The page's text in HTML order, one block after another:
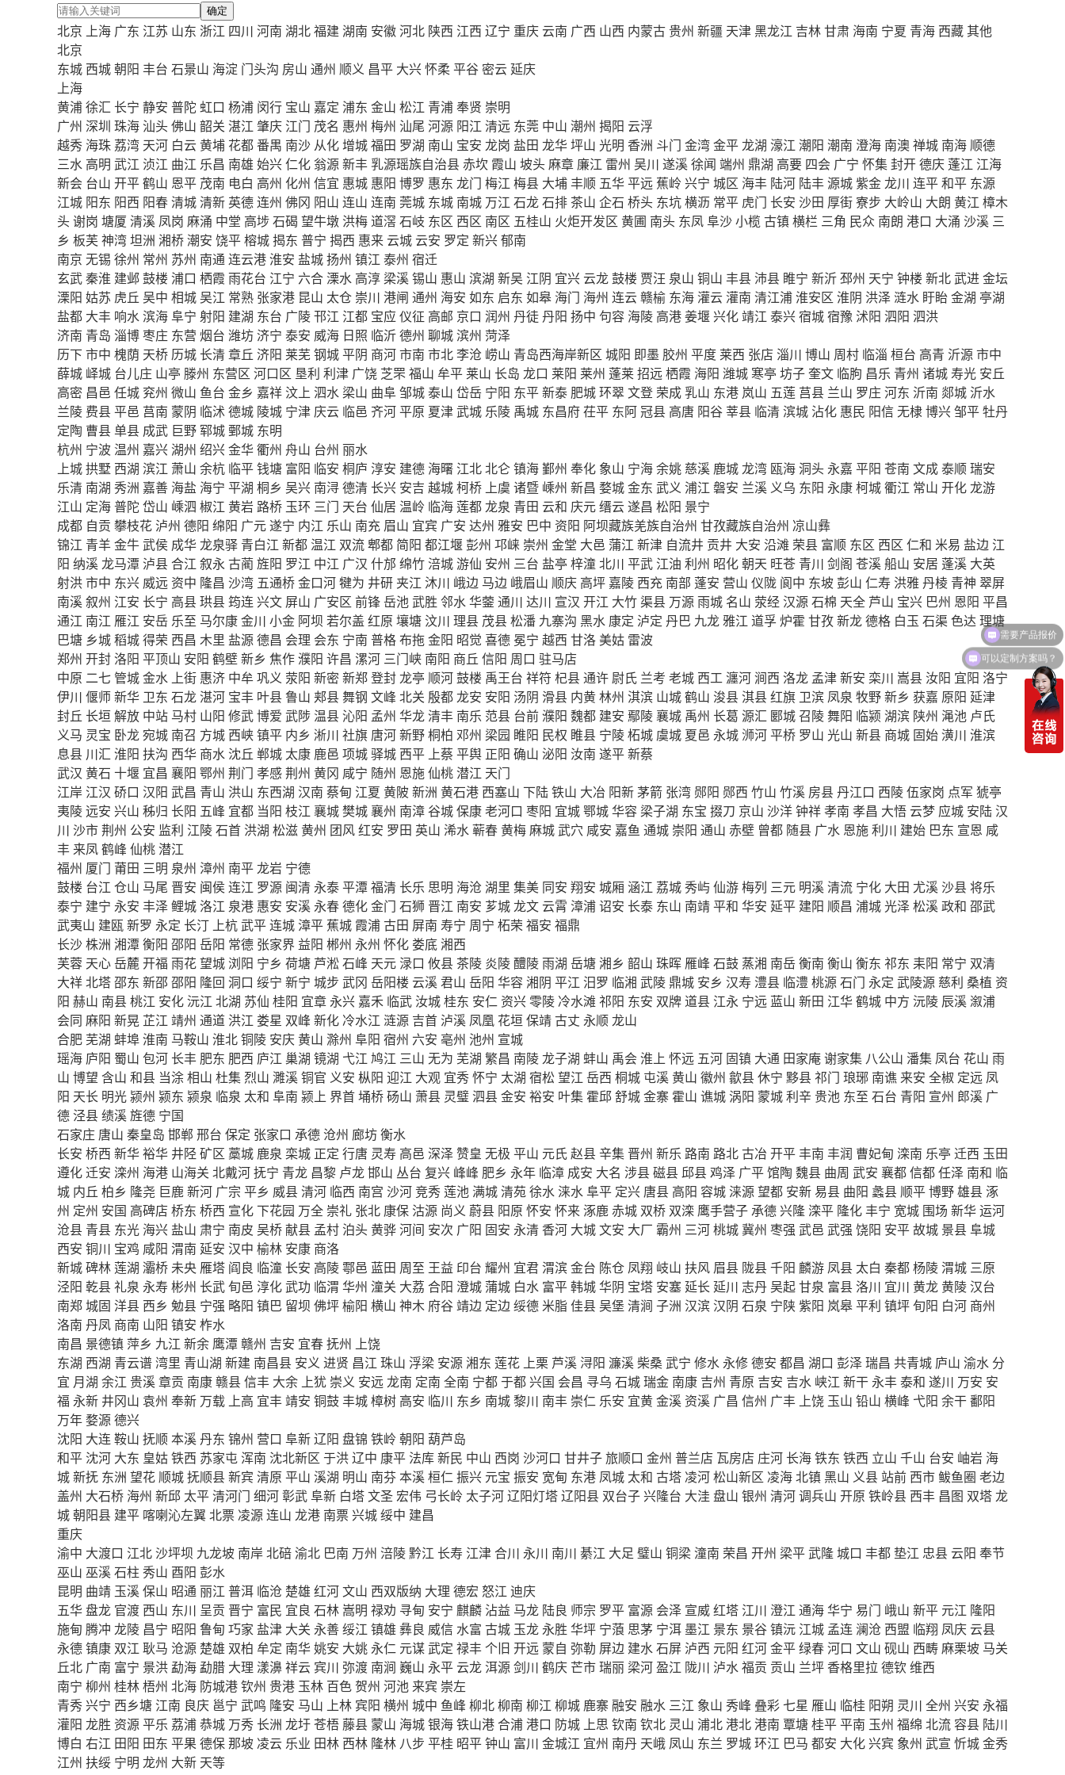
确定
北京 上海 广东 江苏 山东 浙江 四川 河南 湖北福建湖南 安徽河北 陕西 江西 辽宁 重庆 云南 广西 山西 内蒙古 贵州 新疆 天津黑龙江 吉林甘肃 海南 宁夏 青海 西藏其他
北京
东城 西城朝阳 丰台 石景山 海淀 门头沟 房山 通州 顺义 昌平 大兴怀柔平谷 密云延庆
上海
黄浦徐汇 长宁 静安 普陀 虹口 杨浦 闵行 宝山 嘉定 浦东 金山 松江 青浦奉贤 崇明
广州 深圳 珠海 汕头佛山 韶关 湛江 肇庆 江门 茂名 惠州 梅州 汕尾 河源 阳江 清远 东莞 中山 潮州 揭阳 云浮
越秀 海珠 荔湾 天河 白云黄埔 花都番禺 南沙 从化增城福田 罗湖 南山 宝安 龙岗 盐田 龙华坪山 光明 香洲 斗门 金湾金平龙湖 濠江 潮阳 潮南 澄海 南澳禅城 南海 顺德
三水 高明 武江 浈江 曲江 乐昌 南雄 始兴仁化 翁源新丰乳源瑶族自治县赤坎 霞山 坡头麻章 廉江 雷州 吴川 遂溪徐闻 端州 鼎湖 高要 四会 广宁 怀集封开德庆 蓬江 江海
新会 台山 开平鹤山 恩平 茂南 电白 高州 化州 信宜 惠城 惠阳 博罗 惠东 龙门 梅江 梅县 大埔丰顺 五华平远 蕉岭 兴宁 城区 海丰 陆河 陆丰源城紫金龙川 连平和平 东源
江城 阳东 阳西 阳春清城清新 英德连州 佛冈 阳山 连山 连南 莞城 东城 南城 万江 石龙石排茶山 企石 桥头 东坑横沥 常平 虎门 长安 沙田 厚街寮步 大岭山 大朗 黄江 樟木
头谢岗 塘厦 清溪 凤岗 麻涌 中堂 高埗石碣 望牛墩 洪梅道滘 石岐 东区 西区 南区 五桂山 火炬开发区 黄圃 南头 东凤阜沙小榄 古镇横栏 三角 民众 南朗 港口 大涌 沙溪 三
乡 板芙 神湾坦洲 湘桥潮安 饶平榕城揭东 普宁 揭西 惠来 云城 云安 罗定 新兴郁南
南京 无锡 徐州 常州 苏州 南通连云港淮安 盐城扬州 镇江 泰州 宿迁
玄武秦淮 建邺鼓楼 浦口 栖霞 雨花台 江宁 六合 溧水 高淳 梁溪锡山 惠山 滨湖 新吴 江阴 宜兴 云龙鼓楼 贾汪 泉山 铜山 丰县 沛县 睢宁 新沂邳州 天宁 钟楼 新北武进金坛
溧阳 姑苏 虎丘 吴中 相城吴江 常熟 张家港 昆山 太仓 崇川 港闸 通州 海安 如东 启东 如皋 海门 海州 连云赣榆 东海灌云灌南 清江浦淮安区 淮阴 洪泽 涟水 盱眙金湖 亭湖
盐都 大丰 响水滨海阜宁 射阳 建湖 东台 广陵邗江 江都 宝应 仪征 高邮 京口 润州 丹徒丹阳 扬中 句容 海陵 高港姜堰兴化靖江 泰兴宿城宿豫 沭阳 泗阳 泗洪
济南 青岛 淄博枣庄 东营 烟台 潍坊济宁 泰安 威海 日照 临沂德州 聊城滨州 菏泽
历下市中 槐荫 天桥 历城 长清章丘 济阳 莱芜钢城平阴 商河市南 市北李沧 崂山 青岛西海岸新区 城阳 即墨 胶州 平度 莱西 张店 淄川 博山 周村 临淄 桓台 高青 沂源市中
薛城 峄城 台儿庄 山亭 滕州 东营区 河口区 垦利 利津 广饶 芝罘福山 牟平 莱山 长岛 龙口 莱阳 莱州 蓬莱招远 栖霞 海阳 潍城 寒亭 坊子奎文 临朐 昌乐 青州 诸城寿光 安丘
高密 昌邑 任城 兖州 微山 鱼台 金乡 嘉祥 汶上 泗水 梁山 曲阜邹城泰山 岱岳 宁阳 东平新泰 肥城环翠文登 荣成乳山 东港 岚山 五莲 莒县 兰山 罗庄河东 沂南 郯城 沂水
兰陵 费县平邑 莒南 蒙阴 临沭德城 陵城 宁津 庆云 临邑 齐河平原 夏津武城 乐陵 禹城 东昌府茌平 东阿冠县 高唐 阳谷莘县 临清滨城 沾化 惠民 阳信无棣博兴邹平牡丹
定陶 曹县单县 成武 巨野 郓城 鄄城 东明
杭州 宁波 温州 嘉兴湖州 绍兴金华衢州 舟山 台州 丽水
上城拱墅 西湖 滨江 萧山 余杭 临平钱塘 富阳 临安 桐庐 淳安 建德 海曙 江北北仑镇海鄞州 奉化 象山 宁海余姚 慈溪 鹿城龙湾 瓯海洞头 永嘉 平阳 苍南 文成泰顺瑞安
乐清 南湖 秀洲 嘉善 海盐 海宁 平湖 桐乡 吴兴 南浔德清 长兴 安吉 越城柯桥 上虞 诸暨 嵊州 新昌 婺城金东 武义 浦江 磐安 兰溪 义乌 东阳 永康柯城衢江 常山 开化龙游
江山 定海普陀 岱山 嵊泗 椒江 黄岩 路桥 玉环 三门 天台 仙居 温岭 临海莲都龙泉 青田 云和 庆元缙云遂昌 松阳 景宁
成都 自贡 攀枝花 泸州 德阳 绵阳 广元遂宁 内江 乐山 南充 眉山 宜宾 广安 达州 雅安 巴中 资阳 阿坝藏族羌族自治州 甘孜藏族自治州 凉山彝
锦江 青羊金牛武侯 成华龙泉驿 青白江 新都 温江 双流郫都 简阳 都江堰彭州 邛崃 崇州 金堂 大邑 蒲江 新津 自流井 贡井 大安 沿滩 荣县 富顺 东区 西区 仁和 米易 盐边 江
阳 纳溪龙马潭 泸县合江 叙永古蔺旌阳 罗江 中江 广汉 什邡 绵竹 涪城游仙 安州 三台 盐亭 梓潼北川 平武 江油 利州 昭化朝天 旺苍 青川 剑阁 苍溪船山 安居 蓬溪 大英
射洪市中 东兴 威远 资中 隆昌 沙湾 五通桥金口河犍为 井研 夹江 沐川 峨边 马边 峨眉山 顺庆 高坪 嘉陵 西充 南部 蓬安 营山 仪陇 阆中 东坡彭山 仁寿 洪雅丹棱 青神 翠屏
南溪叙州 江安 长宁 高县珙县筠连兴文 屏山 广安区 前锋岳池武胜 邻水华蓥 通川 达川 宣汉 开江 大竹 渠县 万源雨城 名山 荥经汉源石棉 天全 芦山 宝兴 巴州 恩阳 平昌
通江 南江 雁江 安岳 乐至 马尔康金川 小金 阿坝 若尔盖 红原 壤塘 汶川 理县 茂县松潘 九寨沟 黑水 康定 泸定 丹巴 九龙雅江 道孚炉霍 甘孜新龙德格 白玉 石渠色达 理塘
巴塘 乡城稻城得荣 西昌 木里 盐源德昌 会理 会东 宁南 普格布拖金阳 昭觉 喜德 冕宁 越西 甘洛 美姑 雷波
郑州 开封洛阳 平顶山 安阳 鹤壁新乡 焦作濮阳 许昌 漯河 三门峡 南阳 商丘 信阳 周口 驻马店
中原 二七 管城金水 上街 惠济 中牟巩义 荥阳 新密 新郑登封龙亭 顺河鼓楼 禹王台 祥符 杞县通许 尉氏 兰考 老城 西工瀍河涧西 洛龙 孟津新安 栾川 嵩县 汝阳 宜阳 洛宁
伊川 偃师新华 卫东 石龙湛河 宝丰 叶县鲁山 郏县舞钢 文峰 北关 殷都龙安 安阳 汤阴 滑县 内黄林州 淇滨 山城鹤山 浚县淇县红旗 卫滨 凤泉 牧野新乡 获嘉 原阳 延津
封丘 长垣解放 中站 马村 山阳 修武博爱 武陟 温县沁阳 孟州 华龙清丰 南乐 范县 台前濮阳 魏都 建安 鄢陵襄城 禹州 长葛 源汇 郾城召陵舞阳 临颍 湖滨 陕州 渑池 卢氏
义马 灵宝 卧龙宛城 南召 方城 西峡镇平 内乡 淅川 社旗 唐河新野桐柏 邓州 梁园 睢阳 民权 睢县 宁陵柘城 虞城 夏邑 永城浉河平桥 罗山 光山 新县 商城 固始潢川 淮滨
息县 川汇 淮阳 扶沟 西华 商水 沈丘 郸城 太康 鹿邑 项城驿城 西平 上蔡 平舆 正阳 确山 泌阳 汝南 遂平新蔡
武汉 黄石 十堰 宜昌 襄阳 鄂州 荆门 孝感荆州 黄冈 咸宁 随州 恩施仙桃潜江 天门
江岸 江汉 硚口 汉阳 武昌 青山 洪山 东西湖 汉南 蔡甸 江夏 黄陂 新洲 黄石港 西塞山 下陆铁山 大冶 阳新茅箭 张湾 郧阳 郧西 竹山 竹溪 房县丹江口 西陵伍家岗 点军 猇亭
夷陵远安 兴山 秭归 长阳 五峰 宜都 当阳 枝江 襄城樊城襄州 南漳谷城保康老河口 枣阳 宜城鄂城华容 梁子湖 东宝 掇刀 京山 沙洋钟祥孝南 孝昌 大悟 云梦 应城 安陆汉
川 沙市荆州 公安 监利 江陵石首 洪湖 松滋黄州 团风红安 罗田 英山 浠水蕲春黄梅麻城武穴 咸安 嘉鱼 通城 崇阳 通山 赤壁 曾都 随县 广水 恩施利川 建始 巴东 宣恩 咸
丰 来凤鹤峰 仙桃潜江
福州 厦门 莆田 三明 泉州 漳州 南平龙岩 宁德
鼓楼 台江 仓山 马尾 晋安 闽侯连江 罗源 闽清 永泰平潭福清 长乐 思明 海沧 湖里 集美 同安 翔安 城厢 涵江 荔城秀屿仙游梅列 三元 明溪清流 宁化 大田 尤溪沙县将乐
泰宁 建宁 永安 丰泽鲤城洛江 泉港 惠安 安溪 永春德化金门 石狮 晋江 南安 芗城龙文 云霄 漳浦诏安 长泰 东山 南靖平和 华安 延平 建阳 顺昌 浦城光泽松溪政和 邵武
武夷山 建瓯新罗 永定 长汀 上杭武平连城 漳平 蕉城 霞浦古田 屏南 寿宁 周宁 柘荣 福安 福鼎
长沙株洲 湘潭衡阳 邵阳 岳阳 常德 张家界 益阳 郴州 永州 怀化 娄底湘西
芙蓉 天心岳麓开福 雨花望城 浏阳 宁乡 荷塘 芦淞石峰 天元 渌口 攸县茶陵 炎陵醴陵雨湖 岳塘湘乡 韶山 珠晖 雁峰 石鼓 蒸湘 南岳衡南 衡山 衡东 祁东 耒阳 常宁 双清
大祥北塔邵东 新邵邵阳 隆回 洞口 绥宁 新宁 城步 武冈 岳阳楼 云溪君山 岳阳 华容湘阴 平江 汨罗 临湘 武陵鼎城 安乡 汉寿 澧县 临澧桃源石门 永定 武陵源 慈利 桑植 资
阳 赫山 南县桃江 安化沅江 北湖 苏仙 桂阳 宜章 永兴 嘉禾 临武 汝城桂东 安仁 资兴零陵 冷水滩 祁阳 东安 双牌道县 江永 宁远 蓝山 新田 江华鹤城 中方 沅陵 辰溪 溆浦
会同 麻阳 新晃 芷江 靖州 通道 洪江 娄星 双峰 新化 冷水江 涟源 吉首 泸溪 凤凰 花垣保靖古丈 永顺龙山
合肥 芜湖 蚌埠淮南 马鞍山 淮北铜陵 安庆黄山 滁州 阜阳 宿州 六安 亳州 池州 宣城
瑶海 庐阳 蜀山 包河 长丰 肥东 肥西 庐江 巢湖 镜湖 弋江 鸠江 三山 无为 芜湖 繁昌 南陵龙子湖 蚌山 禹会淮上 怀远 五河 固镇 大通 田家庵谢家集 八公山 潘集 凤台 花山 雨
山 博望 含山 和县 当涂相山 杜集 烈山 濉溪铜官 义安 枞阳 迎江 大观 宜秀怀宁 太湖 宿松 望江 岳西 桐城 屯溪黄山 徽州 歙县休宁 黟县祁门 琅琊 南谯 来安 全椒 定远 凤
阳 天长 明光颍州 颍东 颍泉 临泉 太和 阜南 颍上 界首埇桥砀山 萧县 灵璧泗县金安 裕安 叶集 霍邱舒城金寨 霍山 谯城 涡阳 蒙城利辛 贵池 东至 石台 青阳 宣州 郎溪 广
德 泾县绩溪旌德 宁国
石家庄 唐山 秦皇岛 邯郸 邢台 保定 张家口 承德 沧州 廊坊衡水
长安 桥西 新华裕华 井陉矿区 藁城 鹿泉 栾城 正定 行唐 灵寿 高邑 深泽 赞皇 无极 平山 元氏赵县辛集 晋州 新乐 路南 路北古冶 开平丰南 丰润 曹妃甸 滦南 乐亭 迁西 玉田
遵化迁安 滦州 海港 山海关 北戴河抚宁 青龙 昌黎 卢龙邯山 丛台 复兴 峰峰 肥乡 永年 临漳 成安 大名 涉县磁县邱县鸡泽 广平馆陶 魏县 曲周 武安 襄都信都任泽 南和 临
城 内丘 柏乡 隆尧 巨鹿新河 广宗 平乡 威县清河 临西 南宫 沙河竞秀莲池 满城清苑徐水 涞水阜平 定兴 唐县 高阳 容城 涞源望都 安新易县 曲阳 蠡县 顺平博野雄县涿
州 定州 安国 高碑店 桥东 桥西 宣化下花园 万全 崇礼 张北 康保 沽源 尚义 蔚县 阳原 怀安 怀来涿鹿赤城 双桥 双滦 鹰手营子承德兴隆 滦平 隆化丰宁 宽城 围场 新华运河
沧县 青县 东光 海兴 盐山 肃宁 南皮 吴桥献县 孟村 泊头黄骅河间 安次 广阳 固安 永清 香河 大城文安 大厂 霸州 三河桃城冀州 枣强 武邑 武强 饶阳 安平故城 景县阜城
西安 铜川 宝鸡 咸阳 渭南 延安 汉中 榆林 安康 商洛
新城碑林莲湖 灞桥未央 雁塔 阎良 临潼 长安 高陵鄠邑 蓝田 周至 王益 印台 耀州 宜君渭滨金台 陈仓 凤翔 岐山 扶风 眉县 陇县千阳 麟游 凤县 太白 秦都杨陵渭城 三原
泾阳 乾县礼泉 永寿彬州 长武旬邑 淳化武功 临渭 华州 潼关 大荔 合阳 澄城蒲城 白水 富平韩城华阴 宝塔 安塞延长 延川 志丹吴起甘泉 富县洛川 宜川 黄龙黄陵汉台
南郑城固 洋县 西乡 勉县 宁强 略阳 镇巴 留坝 佛坪榆阳 横山 神木 府谷靖边 定边绥德 米脂佳县吴堡 清涧 子洲 汉滨汉阴 石泉 宁陕紫阳 岚皋平利 镇坪旬阳 白河 商州
洛南 丹凤 商南 山阳 镇安 柞水
南昌 景德镇萍乡 九江 新余 鹰潭赣州 吉安 宜春抚州 上饶
东湖 西湖 青云谱湾里 青山湖 新建 南昌县 安义 进贤 昌江 珠山 浮梁 安源湘东 莲花 上栗 芦溪 浔阳 濂溪柴桑武宁 修水 永修德安 都昌 湖口 彭泽瑞昌 共青城 庐山 渝水 分
宜 月湖 余江 贵溪章贡 南康赣县信丰 大余 上犹 崇义 安远 龙南 定南 全南 宁都于都兴国 会昌 寻乌 石城瑞金 南康 吉州 青原 吉安 吉水 峡江 新干 永丰泰和 遂川 万安 安
福 永新 井冈山 袁州 奉新 万载 上高 宜丰靖安 铜鼓丰城樟树 高安 临川 东乡 南城黎川 南丰 崇仁 乐安 宜黄金溪 资溪 广昌 信州 广丰 上饶 玉山 铅山 横峰 弋阳 余干鄱阳
万年婺源德兴
沈阳 大连鞍山 抚顺本溪丹东 锦州 营口 阜新辽阳 盘锦 铁岭 朝阳 葫芦岛
和平 沈河 大东 皇姑铁西 苏家屯 浑南 沈北新区 于洪辽中 康平 法库新民 中山 西岗 沙河口 甘井子旅顺口 金州 普兰店 瓦房店 庄河 长海铁东 铁西 立山 千山 台安 岫岩 海
城新抚 东洲 望花 顺城抚顺县新宾 清原 平山 溪湖 明山 南芬 本溪桓仁振兴 元宝 振安 宽甸 东港 凤城 太和 古塔 凌河松山新区 凌海北镇黑山 义县 站前 西市 鲅鱼圈 老边
盖州 大石桥 海州 新邱 太平清河门 细河彰武阜新 白塔文圣宏伟 弓长岭 太子河辽阳灯塔辽阳县 双台子兴隆台 大洼 盘山 银州 清河调兵山 开原 铁岭县 西丰 昌图 双塔龙
城朝阳县 建平 喀喇沁左翼北票 凌源连山 龙港 南票兴城绥中 建昌
重庆
渝中 大渡口 江北沙坪坝 九龙坡 南岸北碚渝北 巴南 万州 涪陵黔江 长寿 江津合川 永川 南川 綦江 大足 璧山 铜梁潼南 荣昌 开州 梁平武隆城口 丰都 垫江 忠县 云阳 奉节
巫山 巫溪石柱 秀山 酉阳 彭水
昆明 曲靖 玉溪保山 昭通丽江 普洱 临沧 楚雄 红河文山 西双版纳 大理 德宏 怒江 迪庆
五华盘龙 官渡 西山 东川 呈贡 晋宁 富民 宜良 石林嵩明 禄劝 寻甸 安宁 麒麟 沾益 马龙 陆良 师宗 罗平 富源 会泽 宣威红塔 江川 澄江 通海华宁 易门 峨山 新平 元江 隆阳
施甸 腾冲 龙陵 昌宁 昭阳 鲁甸 巧家 盐津 大关 永善绥江 镇雄 彝良 威信水富 古城 玉龙 永胜 华坪 宁蒗 思茅 宁洱 墨江 景东 景谷镇沅 江城 孟连 澜沧 西盟 临翔 凤庆 云县
永德镇康 双江 耿马 沧源 楚雄 双柏 牟定 南华姚安 大姚 永仁 元谋武定 禄丰个旧 开远 蒙自 弥勒 屏边 建水石屏 泸西 元阳 红河金平绿春河口 文山 砚山 西畴麻栗坡 马关
丘北 广南 富宁 景洪 勐海 勐腊 大理 漾濞祥云 宾川 弥渡 南涧 巍山 永平 云龙 洱源剑川 鹤庆 芒市瑞丽 梁河盈江 陇川 泸水福贡 贡山 兰坪 香格里拉 德钦维西
南宁 柳州 桂林梧州 北海 防城港钦州 贵港 玉林 百色贺州 河池 来宾 崇左
青秀兴宁 西乡塘 江南 良庆 邕宁 武鸣 隆安 马山 上林 宾阳 横州 城中 鱼峰 柳北柳南 柳江 柳城 鹿寨融安 融水 三江 象山 秀峰 叠彩七星 雁山 临桂 阳朔 灵川 全州 兴安 永福
灌阳 龙胜 资源平乐 荔浦恭城 万秀 长洲 龙圩苍梧 藤县蒙山 海城银海铁山港合浦港口 防城 上思 钦南 钦北 灵山 浦北港北港南 覃塘桂平平南 玉州 福绵 北流 容县 陆川
博白 右江 田阳 田东 平果 德保那坡 凌云 乐业 田林 西林 隆林 八步 平桂 昭平钟山 富川 金城江 宜州 南丹 天峨 凤山 东兰 罗城环江 巴马 都安 大化兴宾 象州 武宣 忻城金秀
江州 扶绥 宁明 龙州 大新 天等
可以定制方案吗？